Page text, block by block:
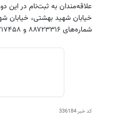
علاقه‌مندان به ثبت‌نام در این دوره‌ی آموزشی تا ۱۳ تیرماه فرصت
خیابان شهید بهشتی، خیابان
شماره‌های ۸۸۷۲۳۳۱۶ و ۸۸۷۱۷۴۵۸ تماس بگیرند.
کد خبر336184